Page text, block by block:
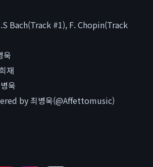
Bach(Track #1), F. Chopin(Track
욱
재
욱
by 최병욱(@Affettomusic)